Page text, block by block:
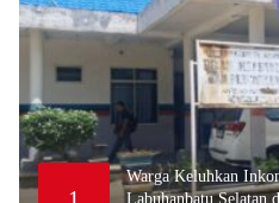
Warga Keluhkan
Labuhanbatu Selatan